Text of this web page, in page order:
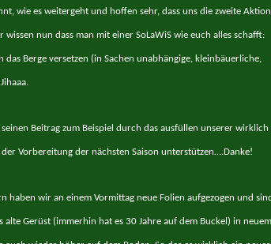
wie es weitergeht und hoffen sehr, dass uns die zweite Aktion
nun dass man mit einer SoLaWiS wie euch alles schafft:
Berge versetzen (in Sachen unabhängige, kleinbäuerliche,
Beitrag zum Beispiel durch das ausfüllen unserer wirklich
Vorbereitung der nächsten Saison unterstützen….Danke!
haben wir an einem Vormittag neue Folien aufgezogen und sind
Gerüst (immerhin hat es 30 Jahre auf dem Buckel) in neuem